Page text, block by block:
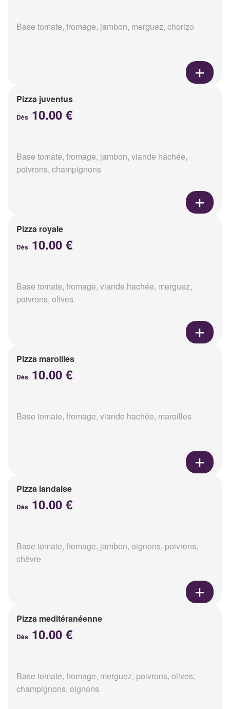
Base tomate, fromage, jambon, merguez, chorizo
Pizza juventus
Dès 10.00 €
Base tomate, fromage, jambon, viande hachée,
poivrons, champignons
Pizza royale
Dès 10.00 €
Base tomate, fromage, viande hachée, merguez,
poivrons, olives
Pizza maroilles
Dès 10.00 €
Base tomate, fromage, viande hachée, maroilles
Pizza landaise
Dès 10.00 €
Base tomate, fromage, jambon, oignons, poivrons,
chèvre
Pizza meditéranéenne
Dès 10.00 €
Base tomate, fromage, merguez, poivrons, olives,
champignons, oignons